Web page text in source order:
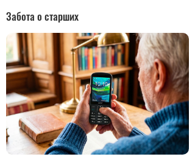
Забота о старших